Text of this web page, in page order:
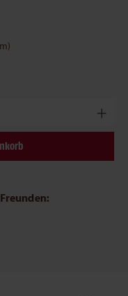
Wert ein oder benutze